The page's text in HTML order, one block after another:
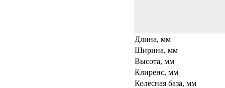
Длина, мм
Ширина, мм
Высота, мм
Клиренс, мм
Колесная база, мм